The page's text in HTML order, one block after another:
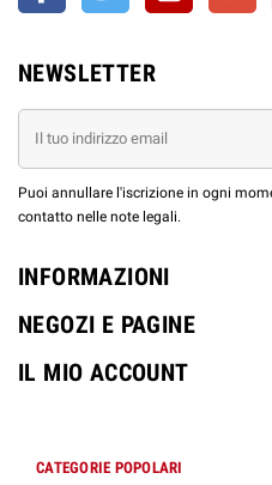
NEWSLETTER
Puoi annullare l'iscrizione in ogni
contatto nelle note legali.
INFORMAZIONI
NEGOZI E PAGINE
IL MIO ACCOUNT
CATEGORIE POPOLARI